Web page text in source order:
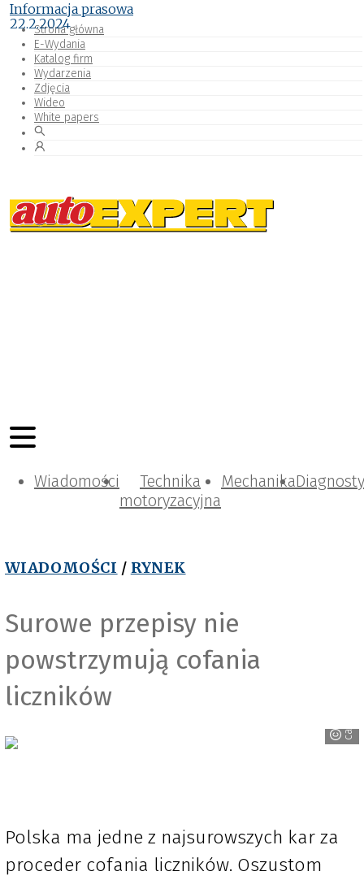
Strona główna
E-Wydania
Katalog firm
Wydarzenia
Zdjęcia
Wideo
White papers
Wiadomości
Technika
motoryzacyjna
Mechanika
WIADOMOŚCI / RYNEK
Surowe przepisy nie
powstrzymują cofania
liczników
carVertical
Informacja prasowa
22.2.2024
Polska ma jedne z najsurowszych kar za
proceder cofania liczników. Oszustom